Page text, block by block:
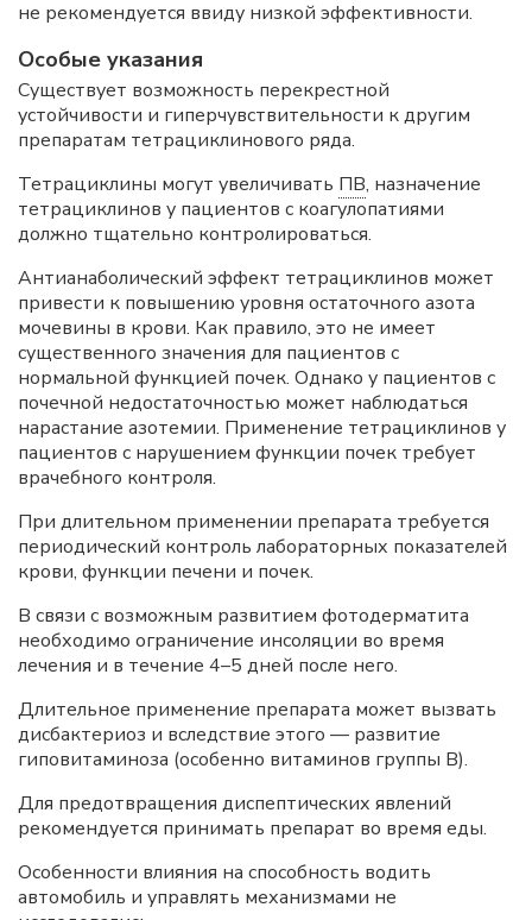
не рекомендуется ввиду низкой эффективности.
Особые указания
Существует возможность перекрестной
устойчивости и гиперчувствительности к другим
препаратам тетрациклинового ряда.
Тетрациклины могут увеличивать ПВ, назначение
тетрациклинов у пациентов с коагулопатиями
должно тщательно контролироваться.
Антианаболический эффект тетрациклинов может
привести к повышению уровня остаточного азота
мочевины в крови. Как правило, это не имеет
существенного значения для пациентов с
нормальной функцией почек. Однако у пациентов с
почечной недостаточностью может наблюдаться
нарастание азотемии. Применение тетрациклинов у
пациентов с нарушением функции почек требует
врачебного контроля.
При длительном применении препарата требуется
периодический контроль лабораторных показателей
крови, функции печени и почек.
В связи с возможным развитием фотодерматита
необходимо ограничение инсоляции во время
лечения и в течение 4–5 дней после него.
Длительное применение препарата может вызвать
дисбактериоз и вследствие этого — развитие
гиповитаминоза (особенно витаминов группы B).
Для предотвращения диспептических явлений
рекомендуется принимать препарат во время еды.
Особенности влияния на способность водить
автомобиль и управлять механизмами не